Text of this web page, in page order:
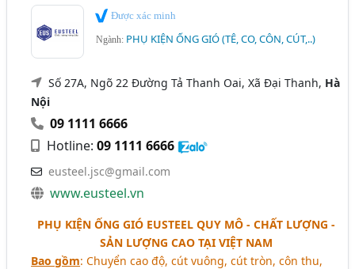
Được xác minh
Ngành: PHỤ KIỆN ỐNG GIÓ (TÊ, CO, CÔN, CÚT,..)
Số 27A, Ngõ 22 Đường Tả Thanh Oai, Xã Đại Thanh, Hà
Nội
09 1111 6666
Hotline:09 1111 6666
eusteel.jsc@gmail.com
www.eusteel.vn
PHỤ KIỆN ỐNG GIÓ EUSTEEL QUY MÔ - CHẤT LƯỢNG -
SẢN LƯỢNG CAO TẠI VIỆT NAM
Bao gồm: Chuyển cao độ, cút vuông, cút tròn, côn thu,